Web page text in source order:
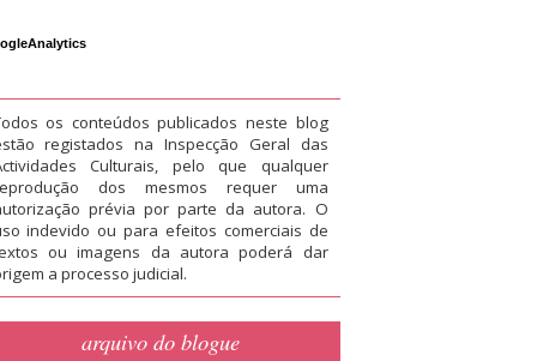
os conteúdos publicados neste blog
registados na Inspecção Geral das
Culturais, pelo que qualquer
dos mesmos requer uma
prévia por parte da autora. O
indevido ou para efeitos comerciais de
ou imagens da autora poderá dar
a processo judicial.
arquivo do blogue